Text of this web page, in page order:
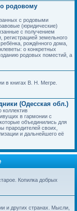
родовому
с родовыми
(юридические)
с получением
земельного
рождённого дома,
о конкретных
родовых поместий, а
в книгах В. Н. Мегре.
(Одесская обл.)
коллектив
в гармонии с
объединились для
прародителей своих,
и дальнейшего её
Копилка добрых
и других странах. Мысли,